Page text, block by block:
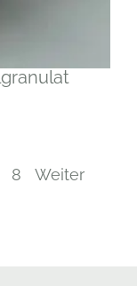
8 Weiter